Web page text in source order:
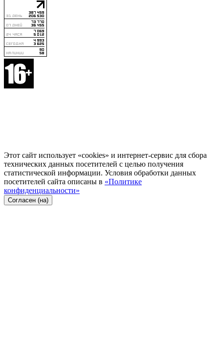
Этот сайт использует «cookies» и интернет-сервис для сбора
технических данных посетителей с целью получения
статистической информации. Условия обработки данных
посетителей сайта описаны в «Политике
конфиденциальности»
Согласен (на)